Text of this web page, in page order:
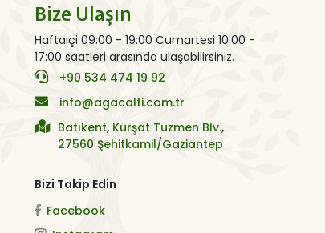
Bize Ulaşın
Haftaiçi 09:00 - 19:00 Cumartesi 10:00 -
17:00 saatleri arasında ulaşabilirsiniz.
+90 534 474 19 92
info@agacalti.com.tr
Batıkent, Kürşat Tüzmen Blv.,
27560 Şehitkamil/Gaziantep
Bizi Takip Edin
Facebook